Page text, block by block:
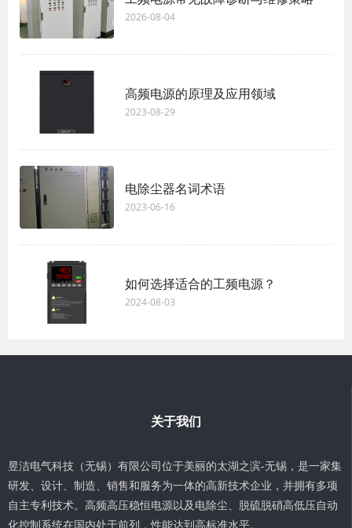
2026-08-04
高频电源的原理及应用领域
2023-08-29
电除尘器名词术语
2023-06-16
如何选择适合的工频电源？
2024-08-03
关于我们
昱洁电气科技（无锡）有限公司位于美丽的太湖之滨-无锡，是一家集
研发、设计、制造、销售和服务为一体的高新技术企业，并拥有多项
自主专利技术。高频高压稳恒电源以及电除尘、脱硫脱硝高低压自动
化控制系统在国内处于前列，性能达到高标准水平。